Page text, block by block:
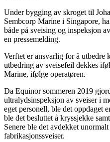
Under bygging av skroget til
Sembcorp Marine i Singapore,
både på sveising og inspeksjon
en pressemelding.
Verftet er ansvarlig for å utbedre
utbedring av sveisefeil dekkes
Marine, ifølge operatøren.
Da Equinor sommeren 2019
ultralydsinspeksjon av sveiser i
eget personell, ble det oppdaget
ble det besluttet å kryssjekke
Senere ble det avdekket
fabrikasjonssveiser.